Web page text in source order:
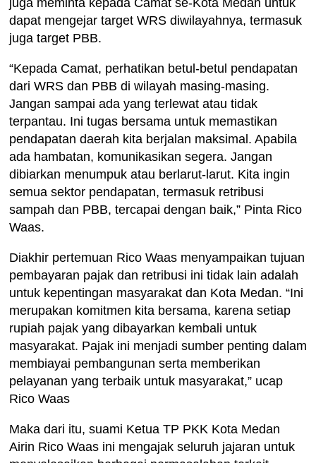
dapat mengejar target WRS diwilayahnya, termasuk
juga target PBB.
“Kepada Camat, perhatikan betul-betul pendapatan
dari WRS dan PBB di wilayah masing-masing.
Jangan sampai ada yang terlewat atau tidak
terpantau. Ini tugas bersama untuk memastikan
pendapatan daerah kita berjalan maksimal. Apabila
ada hambatan, komunikasikan segera. Jangan
dibiarkan menumpuk atau berlarut-larut. Kita ingin
semua sektor pendapatan, termasuk retribusi
sampah dan PBB, tercapai dengan baik,” Pinta Rico
Waas.
Diakhir pertemuan Rico Waas menyampaikan tujuan
pembayaran pajak dan retribusi ini tidak lain adalah
untuk kepentingan masyarakat dan Kota Medan. “Ini
merupakan komitmen kita bersama, karena setiap
rupiah pajak yang dibayarkan kembali untuk
masyarakat. Pajak ini menjadi sumber penting dalam
membiayai pembangunan serta memberikan
pelayanan yang terbaik untuk masyarakat,” ucap
Rico Waas
Maka dari itu, suami Ketua TP PKK Kota Medan
Airin Rico Waas ini mengajak seluruh jajaran untuk